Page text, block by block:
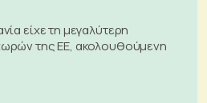
είχε τη μεγαλύτερη
της ΕΕ, ακολουθούμενη